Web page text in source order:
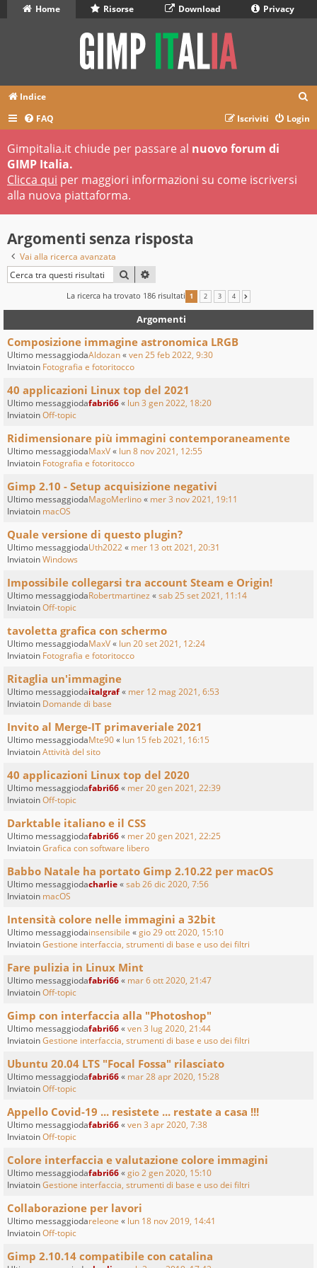
Home Risorse Download Privacy
Indice
r
FAQ Login
Iscriviti
Gimpitalia.it chiude per passare al nuovo forum di
GIMP Italia.
Clicca qui per maggiori informazioni su come iscriversi
alla nuova piattaforma.
Argomenti senza risposta
Vai alla ricerca avanzata
CERCA
La ricerca ha trovato 186 risultati 1 2 3 4
Argomenti
Composizione immagine astronomica LRGB
Ultimo messaggiodaAldozan«ven 25 feb 2022, 9:30
Inviatoin Fotografia e fotoritocco
40 applicazioni Linux top del 2021
Ultimo messaggiodafabri66« lun 3 gen 2022, 18:20
InviatoinOff-topic
Ridimensionare più immagini contemporaneamente
Ultimo messaggiodaMaxV« lun 8 nov 2021, 12:55
Inviatoin Fotografia e fotoritocco
Gimp 2.10 - Setup acquisizione negativi
Ultimo messaggiodaMagoMerlino« mer 3 nov 2021, 19:11
Inviatoin macOS
Quale versione di questo plugin?
Ultimo messaggiodaUth2022« mer 13 ott 2021, 20:31
InviatoinWindows
Impossibile collegarsi tra account Steam e Origin!
Ultimo messaggiodaRobertmartinez «sab 25 set 2021, 11:14
InviatoinOff-topic
tavoletta grafica con schermo
Ultimo messaggiodaMaxV« lun 20 set 2021, 12:24
Inviatoin Fotografia e fotoritocco
Ritaglia un'immagine
Ultimo messaggiodaitalgraf« mer 12 mag 2021, 6:53
Inviatoin Domande di base
Invito al Merge-IT primaveriale 2021
Ultimo messaggiodaMte90« lun 15 feb 2021, 16:15
InviatoinAttività del sito
40 applicazioni Linux top del 2020
Ultimo messaggiodafabri66« mer 20 gen 2021, 22:39
InviatoinOff-topic
Darktable italiano e il CSS
Ultimo messaggiodafabri66« mer 20 gen 2021, 22:25
InviatoinGrafica con software libero
Babbo Natale ha portato Gimp 2.10.22 per macOS
Ultimo messaggiodacharlie«sab 26 dic 2020, 7:56
Inviatoin macOS
Intensità colore nelle immagini a 32bit
Ultimo messaggiodainsensibile «gio 29 ott 2020, 15:10
InviatoinGestione interfaccia, strumenti di base e uso dei filtri
Fare pulizia in Linux Mint
Ultimo messaggiodafabri66« mar 6 ott 2020, 21:47
InviatoinOff-topic
Gimp con interfaccia alla "Photoshop"
Ultimo messaggiodafabri66«ven 3 lug 2020, 21:44
InviatoinGestione interfaccia, strumenti di base e uso dei filtri
Ubuntu 20.04 LTS "Focal Fossa" rilasciato
Ultimo messaggiodafabri66« mar 28 apr 2020, 15:28
InviatoinOff-topic
Appello Covid-19 ... resistete ... restate a casa !!!
Ultimo messaggiodafabri66«ven 3 apr 2020, 7:38
InviatoinOff-topic
Colore interfaccia e valutazione colore immagini
Ultimo messaggiodafabri66«gio 2 gen 2020, 15:10
InviatoinGestione interfaccia, strumenti di base e uso dei filtri
Collaborazione per lavori
Ultimo messaggiodareleone « lun 18 nov 2019, 14:41
InviatoinOff-topic
Gimp 2.10.14 compatibile con catalina